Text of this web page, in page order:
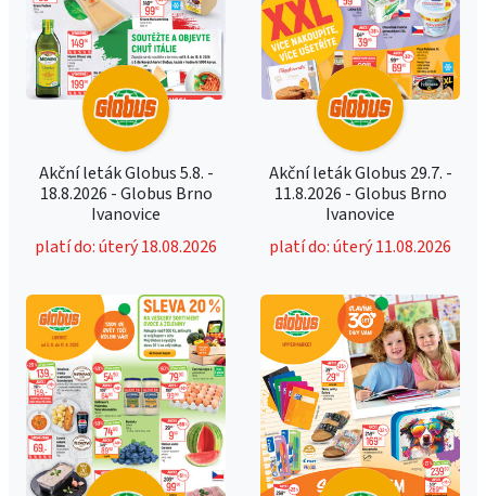
Akční leták Globus 5.8. -
18.8.2026 - Globus Brno
Ivanovice
platí do: úterý 18.08.2026
Akční leták Globus 29.7. -
11.8.2026 - Globus Brno
Ivanovice
platí do: úterý 11.08.2026